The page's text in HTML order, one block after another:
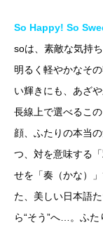
So Happy! So
soは、素敵な気持
明るく軽やかなそ
い輝きにも、あざ
長線上で選べるこ
顔、ふたりの本当
つ、対を意味する
せを「奏（かな）
た、美しい日本語
ら“そう”へ…。ふた